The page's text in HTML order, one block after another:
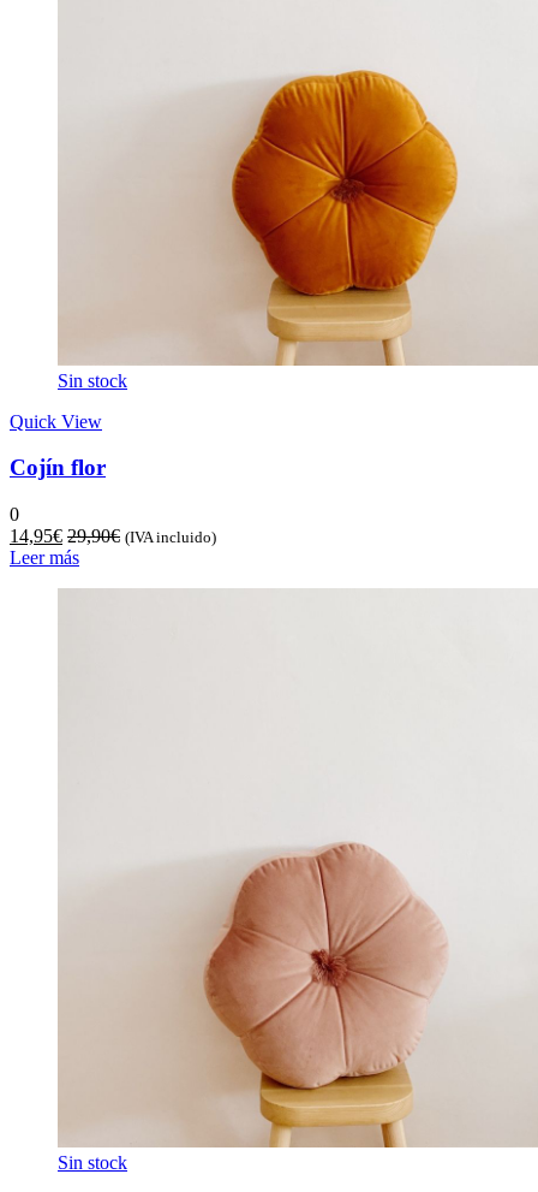
Sin stock
Quick View
Cojín flor
0
14,95€ 29,90€ (IVA incluido)
Leer más
Sin stock